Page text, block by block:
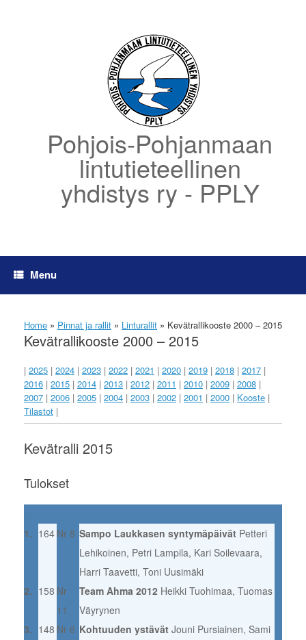
Pohjois-Pohjanmaan
lintutieteellinen
yhdistys ry - PPLY
Menu
Home » Pinnat ja rallit » Linturallit » Kevätrallikooste 2000 – 2015
Kevätrallikooste 2000 – 2015
| 2025 | 2024 | 2023 | 2022 | 2021 | 2020 | 2019 | 2018 | 2017 |
2016 | 2015 | 2014 | 2013 | 2012 | 2011 | 2010 | 2009 | 2008 |
2007 | 2006 | 2005 | 2004 | 2003 | 2002 | 2001 | 2000 | Kooste |
Tilastot |
Kevätralli 2015
Tulokset
.
1. 164 Nr 8 Sampo Laukkasen syntymäpäivät Petteri
Lehikoinen, Petri Lampila, Kari Soilevaara,
Harri Taavetti, Toni Uusimäki
2. 158 Nr
11
Team Ahma 2012 Heikki Tuohimaa, Tuomas
Väyrynen
3. 148 Nr 6 Kohtuuden ystävät Jouni Pursiainen, Sami